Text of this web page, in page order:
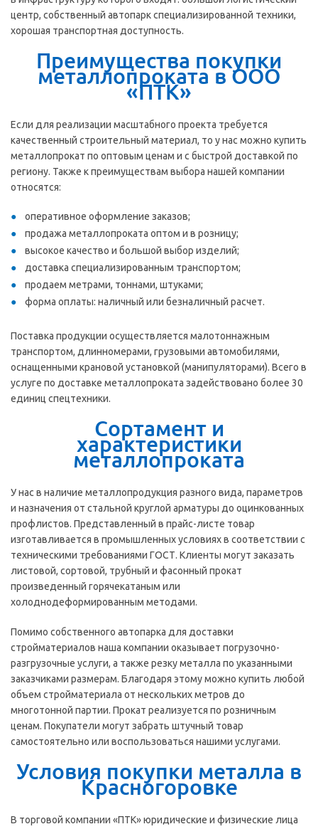
центр, собственный автопарк специализированной техники,
хорошая транспортная доступность.
Преимущества покупки
металлопроката в ООО
«ПТК»
Если для реализации масштабного проекта требуется
качественный строительный материал, то у нас можно купить
металлопрокат по оптовым ценам и с быстрой доставкой по
региону. Также к преимуществам выбора нашей компании
относятся:
оперативное оформление заказов;
продажа металлопроката оптом и в розницу;
высокое качество и большой выбор изделий;
доставка специализированным транспортом;
продаем метрами, тоннами, штуками;
форма оплаты: наличный или безналичный расчет.
Поставка продукции осуществляется малотоннажным
транспортом, длинномерами, грузовыми автомобилями,
оснащенными крановой установкой (манипуляторами). Всего в
услуге по доставке металлопроката задействовано более 30
единиц спецтехники.
Сортамент и
характеристики
металлопроката
У нас в наличие металлопродукция разного вида, параметров
и назначения от стальной круглой арматуры до оцинкованных
профлистов. Представленный в прайс-листе товар
изготавливается в промышленных условиях в соответствии с
техническими требованиями ГОСТ. Клиенты могут заказать
листовой, сортовой, трубный и фасонный прокат
произведенный горячекатаным или
холоднодеформированным методами.
Помимо собственного автопарка для доставки
стройматериалов наша компании оказывает погрузочно-
разгрузочные услуги, а также резку металла по указанными
заказчиками размерам. Благодаря этому можно купить любой
объем стройматериала от нескольких метров до
многотонной партии. Прокат реализуется по розничным
ценам. Покупатели могут забрать штучный товар
самостоятельно или воспользоваться нашими услугами.
Условия покупки металла в
Красногоровке
В торговой компании «ПТК» юридические и физические лица